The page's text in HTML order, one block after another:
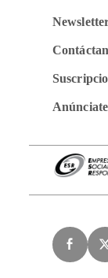
Anúnciate